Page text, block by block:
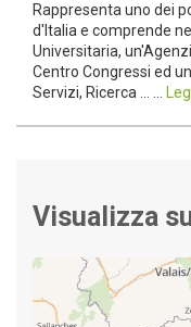
Rappresenta uno dei
d'Italia e comprende
Universitaria,
Centro Congressi ed
Servizi, Ricerca ... ...
Visualizza